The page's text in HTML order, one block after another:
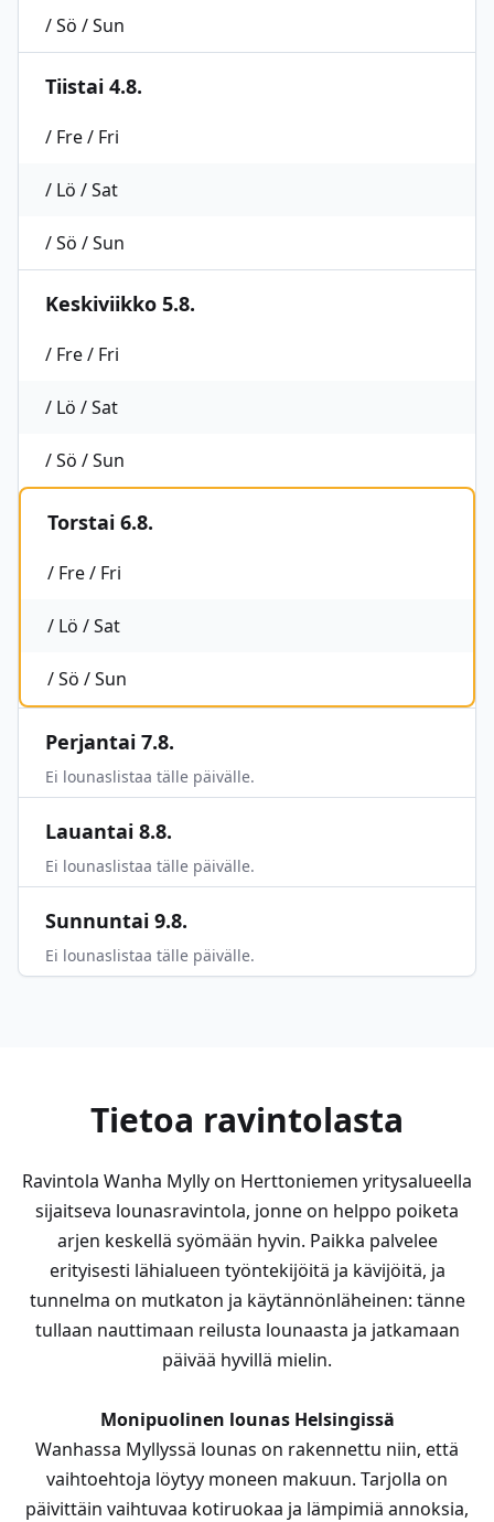
/ Sö / Sun
Tiistai 4.8.
/ Fre / Fri
/ Lö / Sat
/ Sö / Sun
Keskiviikko 5.8.
/ Fre / Fri
/ Lö / Sat
/ Sö / Sun
Torstai 6.8.
/ Fre / Fri
/ Lö / Sat
/ Sö / Sun
Perjantai 7.8.
Ei lounaslistaa tälle päivälle.
Lauantai 8.8.
Ei lounaslistaa tälle päivälle.
Sunnuntai 9.8.
Ei lounaslistaa tälle päivälle.
Tietoa ravintolasta
Ravintola Wanha Mylly on Herttoniemen yritysalueella
sijaitseva lounasravintola, jonne on helppo poiketa
arjen keskellä syömään hyvin. Paikka palvelee
erityisesti lähialueen työntekijöitä ja kävijöitä, ja
tunnelma on mutkaton ja käytännönläheinen: tänne
tullaan nauttimaan reilusta lounaasta ja jatkamaan
päivää hyvillä mielin.
Monipuolinen lounas Helsingissä
Wanhassa Myllyssä lounas on rakennettu niin, että
vaihtoehtoja löytyy moneen makuun. Tarjolla on
päivittäin vaihtuvaa kotiruokaa ja lämpimiä annoksia,